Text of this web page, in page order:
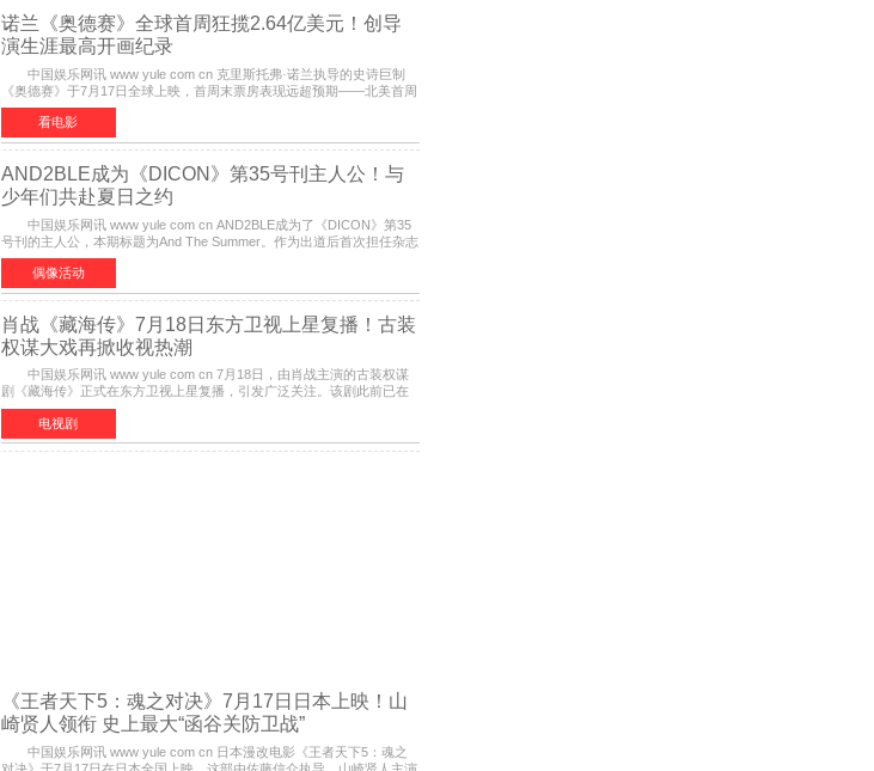
诺兰《奥德赛》全球首周狂揽2.64亿美元！创导
演生涯最高开画纪录
中国娱乐网讯 www yule com cn 克里斯托弗·诺兰执导的史诗巨制
《奥德赛》于7月17日全球上映，首周末票房表现远超预期——北美首周
三天粗报1 245亿美元（开画3919馆），全球首周2 641亿美元
看电影
AND2BLE成为《DICON》第35号刊主人公！与
少年们共赴夏日之约
中国娱乐网讯 www yule com cn AND2BLE成为了《DICON》第35
号刊的主人公，本期标题为And The Summer。作为出道后首次担任杂志
画报主角的完整体，AND2BLE用清澈的少年感与全新的夏天相遇了
偶像活动
肖战《藏海传》7月18日东方卫视上星复播！古装
权谋大戏再掀收视热潮
中国娱乐网讯 www yule com cn 7月18日，由肖战主演的古装权谋
剧《藏海传》正式在东方卫视上星复播，引发广泛关注。该剧此前已在
网络平台播出，凭借精良制作和紧凑剧情收获不俗口碑，此次上
电视剧
《王者天下5：魂之对决》7月17日日本上映！山
崎贤人领衔 史上最大“函谷关防卫战”
中国娱乐网讯 www yule com cn 日本漫改电影《王者天下5：魂之